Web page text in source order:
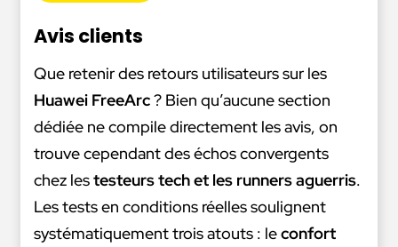
Avis clients
Que retenir des retours utilisateurs sur les
Huawei FreeArc? Bien qu’aucune section
dédiée ne compile directement les avis, on
trouve cependant des échos convergents
chez lestesteurs tech et les runners aguerris.
Les tests en conditions réelles soulignent
systématiquement trois atouts : leconfort